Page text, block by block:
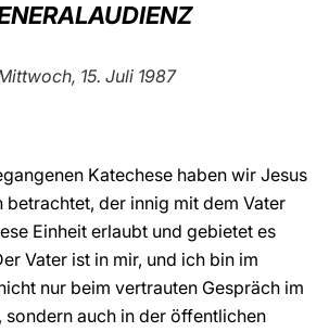
15. Juli 1987
Katechese haben wir Jesus
betrachtet, der innig mit dem Vater
Einheit erlaubt und gebietet es
Vater ist in mir, und ich bin im
nur beim vertrauten Gespräch im
sondern auch in der öffentlichen